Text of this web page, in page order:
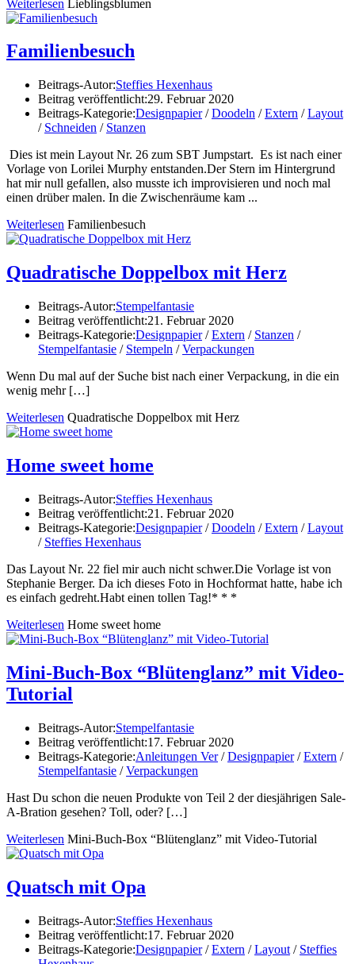
Weiterlesen Lieblingsblumen
Familienbesuch
Beitrags-Autor:Steffies Hexenhaus
Beitrag veröffentlicht:29. Februar 2020
Beitrags-Kategorie:Designpapier / Doodeln / Extern / Layout
/ Schneiden / Stanzen
Dies ist mein Layout Nr. 26 zum SBT Jumpstart. Es ist nach einer
Vorlage von Lorilei Murphy entstanden.Der Stern im Hintergrund
hat mir null gefallen, also musste ich improvisieren und noch mal
einen drüber malen. In die Zwischenräume kam ...
Weiterlesen Familienbesuch
Quadratische Doppelbox mit Herz
Beitrags-Autor:Stempelfantasie
Beitrag veröffentlicht:21. Februar 2020
Beitrags-Kategorie:Designpapier / Extern / Stanzen /
Stempelfantasie / Stempeln / Verpackungen
Wenn Du mal auf der Suche bist nach einer Verpackung, in die ein
wenig mehr[…]
Weiterlesen Quadratische Doppelbox mit Herz
Home sweet home
Beitrags-Autor:Steffies Hexenhaus
Beitrag veröffentlicht:21. Februar 2020
Beitrags-Kategorie:Designpapier / Doodeln / Extern / Layout
/ Steffies Hexenhaus
Das Layout Nr. 22 fiel mir auch nicht schwer.Die Vorlage ist von
Stephanie Berger. Da ich dieses Foto in Hochformat hatte, habe ich
es einfach gedreht.Habt einen tollen Tag!* * *
Weiterlesen Home sweet home
Mini-Buch-Box “Blütenglanz” mit Video-
Tutorial
Beitrags-Autor:Stempelfantasie
Beitrag veröffentlicht:17. Februar 2020
Beitrags-Kategorie:Anleitungen Ver / Designpapier / Extern /
Stempelfantasie / Verpackungen
Hast Du schon die neuen Produkte von Teil 2 der diesjährigen Sale-
A-Bration gesehen? Toll, oder? […]
Weiterlesen Mini-Buch-Box “Blütenglanz” mit Video-Tutorial
Quatsch mit Opa
Beitrags-Autor:Steffies Hexenhaus
Beitrag veröffentlicht:17. Februar 2020
Beitrags-Kategorie:Designpapier / Extern / Layout / Steffies